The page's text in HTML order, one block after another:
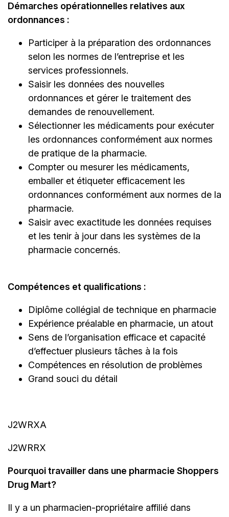
Démarches opérationnelles relatives aux
ordonnances :
Participer à la préparation des ordonnances
selon les normes de l’entreprise et les
services professionnels.
Saisir les données des nouvelles
ordonnances et gérer le traitement des
demandes de renouvellement.
Sélectionner les médicaments pour exécuter
les ordonnances conformément aux normes
de pratique de la pharmacie.
Compter ou mesurer les médicaments,
emballer et étiqueter efficacement les
ordonnances conformément aux normes de la
pharmacie.
Saisir avec exactitude les données requises
et les tenir à jour dans les systèmes de la
pharmacie concernés.
Compétences et qualifications :
Diplôme collégial de technique en pharmacie
Expérience préalable en pharmacie, un atout
Sens de l’organisation efficace et capacité
d’effectuer plusieurs tâches à la fois
Compétences en résolution de problèmes
Grand souci du détail
J2WRXA
J2WRRX
Pourquoi travailler dans une pharmacie Shoppers
Drug Mart?
Il y a un pharmacien-propriétaire affilié dans